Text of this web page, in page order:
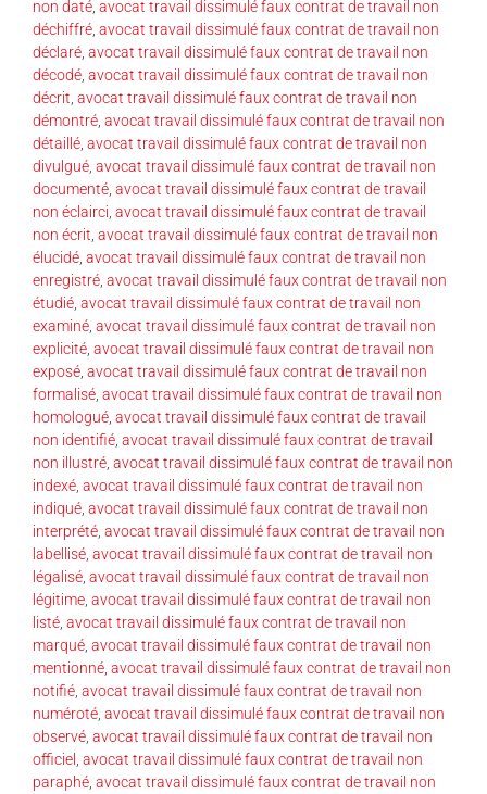
non daté avocat travail dissimulé faux contrat de travail non
déchiffré avocat travail dissimulé faux contrat de travail non
déclaré avocat travail dissimulé faux contrat de travail non
décodé avocat travail dissimulé faux contrat de travail non
décrit avocat travail dissimulé faux contrat de travail non
démontré avocat travail dissimulé faux contrat de travail non
détaillé avocat travail dissimulé faux contrat de travail non
divulgué avocat travail dissimulé faux contrat de travail non
documenté avocat travail dissimulé faux contrat de travail
non éclairci avocat travail dissimulé faux contrat de travail
non écrit avocat travail dissimulé faux contrat de travail non
élucidé avocat travail dissimulé faux contrat de travail non
enregistré avocat travail dissimulé faux contrat de travail non
étudié avocat travail dissimulé faux contrat de travail non
examiné avocat travail dissimulé faux contrat de travail non
explicité avocat travail dissimulé faux contrat de travail non
exposé avocat travail dissimulé faux contrat de travail non
formalisé avocat travail dissimulé faux contrat de travail non
homologué avocat travail dissimulé faux contrat de travail
non identifié avocat travail dissimulé faux contrat de travail
non illustré avocat travail dissimulé faux contrat de travail non
indexé avocat travail dissimulé faux contrat de travail non
indiqué avocat travail dissimulé faux contrat de travail non
interprété avocat travail dissimulé faux contrat de travail non
labellisé avocat travail dissimulé faux contrat de travail non
légalisé avocat travail dissimulé faux contrat de travail non
légitime avocat travail dissimulé faux contrat de travail non
listé avocat travail dissimulé faux contrat de travail non
marqué avocat travail dissimulé faux contrat de travail non
mentionné avocat travail dissimulé faux contrat de travail non
notifié avocat travail dissimulé faux contrat de travail non
numéroté avocat travail dissimulé faux contrat de travail non
observé avocat travail dissimulé faux contrat de travail non
officiel avocat travail dissimulé faux contrat de travail non
paraphé avocat travail dissimulé faux contrat de travail non